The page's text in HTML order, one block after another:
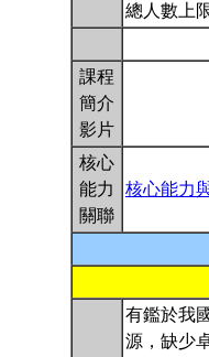
總人數上
課程
簡介
影片
核心
能力
關聯
核心能力
有鑑於我
源，缺少